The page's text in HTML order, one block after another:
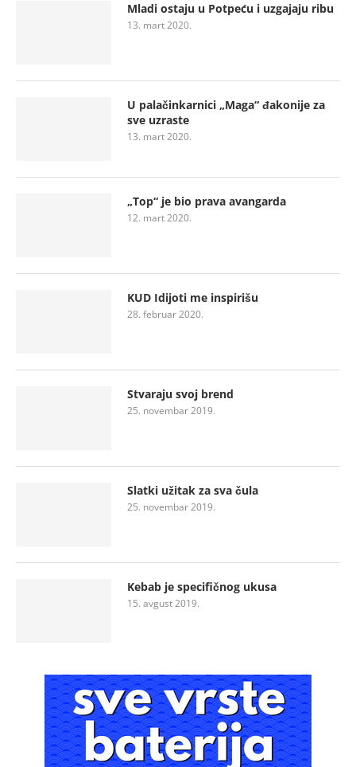
Mladi ostaju u Potpeću i uzgajaju ribu
13. mart 2020.
U palačinkarnici „Maga“ đakonije za
sve uzraste
13. mart 2020.
„Top“ je bio prava avangarda
12. mart 2020.
KUD Idijoti me inspirišu
28. februar 2020.
Stvaraju svoj brend
25. novembar 2019.
Slatki užitak za sva čula
25. novembar 2019.
Kebab je specifičnog ukusa
15. avgust 2019.